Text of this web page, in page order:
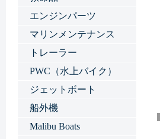
エンジンパーツ
マリンメンテナンス
トレーラー
PWC（水上バイク）
ジェットボート
船外機
Malibu Boats